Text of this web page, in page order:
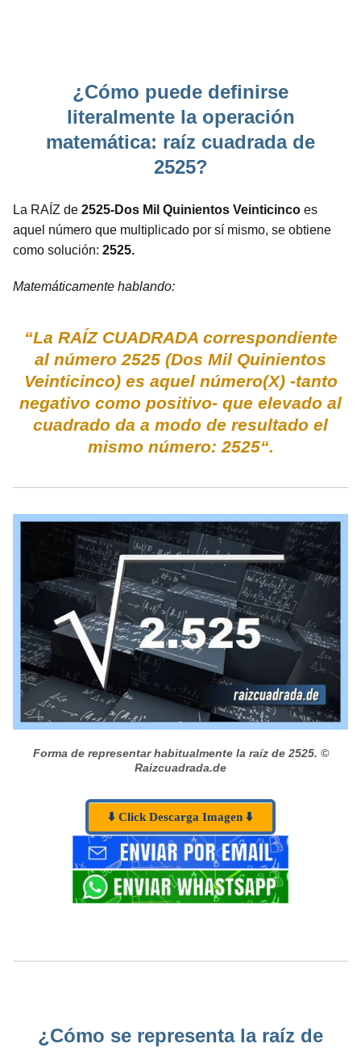
¿Cómo puede definirse
literalmente la operación
matemática: raíz cuadrada de
2525?
La RAÍZ de 2525-Dos Mil Quinientos Veinticinco es
aquel número que multiplicado por sí mismo, se obtiene
como solución: 2525.
Matemáticamente hablando:
“La RAÍZ CUADRADA correspondiente
al número 2525 (Dos Mil Quinientos
Veinticinco) es aquel número(X) -tanto
negativo como positivo- que elevado al
cuadrado da a modo de resultado el
mismo número: 2525“.
Forma de representar habitualmente la raíz de 2525. ©
Raizcuadrada.de
⬇️ Click Descarga Imagen ⬇️
¿Cómo se representa la raíz de